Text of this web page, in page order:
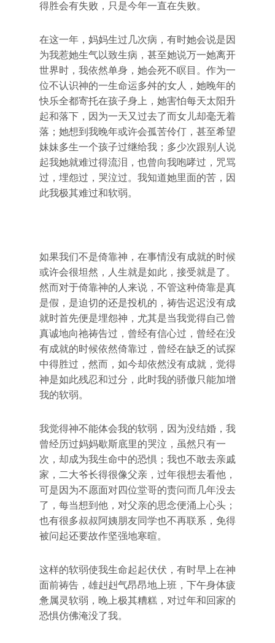
得胜会有失败，只是今年一直在失败。
在这一年，妈妈生过几次病，有时她会说是因
为我惹她生气以致生病，甚至她说万一她离开
世界时，我依然单身，她会死不瞑目。作为一
位不认识神的一生命运多舛的女人，她晚年的
快乐全都寄托在孩子身上，她害怕每天太阳升
起和落下，因为一天又过去了而女儿却毫无着
落；她想到我晚年或许会孤苦伶仃，甚至希望
妹妹多生一个孩子过继给我；多少次跟别人说
起我她就难过得流泪，也曾向我咆哮过，咒骂
过，埋怨过，哭泣过。我知道她里面的苦，因
此我极其难过和软弱。
如果我们不是倚靠神，在事情没有成就的时候
或许会很坦然，人生就是如此，接受就是了。
然而对于倚靠神的人来说，不管这种倚靠是真
是假，是迫切的还是投机的，祷告迟迟没有成
就时首先便是埋怨神，尤其是当我觉得自己曾
真诚地向祂祷告过，曾经有信心过，曾经在没
有成就的时候依然倚靠过，曾经在缺乏的试探
中得胜过，然而，如今却依然没有成就，觉得
神是如此残忍和过分，此时我的骄傲只能加增
我的软弱。
我觉得神不能体会我的软弱，因为没结婚，我
曾经历过妈妈歇斯底里的哭泣，虽然只有一
次，却成为我生命中的恐惧；我也不敢去亲戚
家，二大爷长得很像父亲，过年很想去看他，
可是因为不愿面对四位堂哥的责问而几年没去
了，每当想到他，对父亲的思念便涌上心头；
也有很多叔叔阿姨朋友同学也不再联系，免得
被问起还要故作坚强地寒暄。
这样的软弱使我生命起起伏伏，有时早上在神
面前祷告，雄赳赳气昂昂地上班，下午身体疲
惫属灵软弱，晚上极其糟糕，对过年和回家的
恐惧仿佛淹没了我。